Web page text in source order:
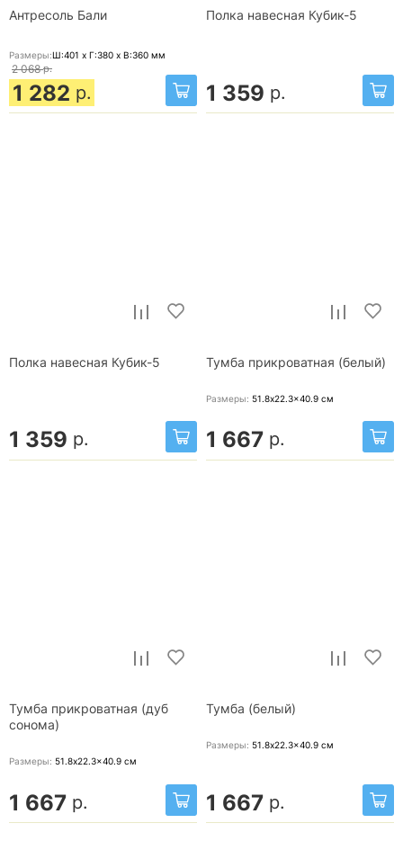
Антресоль Бали
Размеры:Ш:401 x Г:380 x В:360 мм
2 068 р.
1 282 р.
Полка навесная Кубик-5
1 359 р.
Полка навесная Кубик-5
1 359 р.
Тумба прикроватная (белый)
Размеры: 51.8x22.3x40.9 см
1 667 р.
Тумба прикроватная (дуб
сонома)
Размеры: 51.8x22.3x40.9 см
1 667 р.
Тумба (белый)
Размеры: 51.8x22.3x40.9 см
1 667 р.